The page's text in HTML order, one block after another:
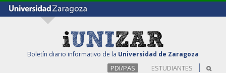
Boletín diario informativo de la Universidad de Zaragoza
PDI/PAS ESTUDIANTES